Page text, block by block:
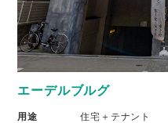
エーデルブルグ
用途 住宅＋テナント